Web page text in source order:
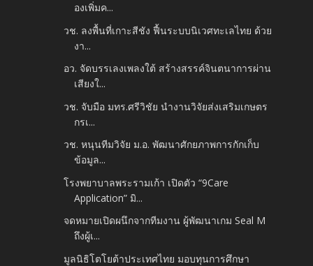
องเพิ่มค...
วช. ลงพื้นที่เกาะสีชัง ฟื้นระบบนิเวศทะเลไทย ด้วย
งา...
อว. จัดบรรเลงเพลงใต้ สร้างสรรค์จินตนาการผ่าน
เสียงใ...
วช. จับมือ มทร.ศรีวิชัย นำงานวิจัยส่งเสริมเกษตร
กรเ...
วช. หนุนทีมวิจัย ม.อ. พัฒนาศักยภาพการกักเก็บ
ข้อมูล...
โรงพยาบาลพระรามเก้า เปิดตัว “9Care
Application” มิ...
จดหมายเปิดผนึกจากทีมงาน ผู้พัฒนาเกม Seal M
ถึงผู้เ...
มูลนิธิโตโยต้าประเทศไทย มอบทุนการศึกษา